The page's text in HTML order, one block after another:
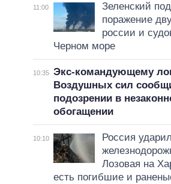
11:00
Зеленский
поражение
россии и
Черном море
10:35 Экс-командующему
Воздушных сил
подозрении в
обогащении
10:10
Россия
Лозовая на
есть погибшие и